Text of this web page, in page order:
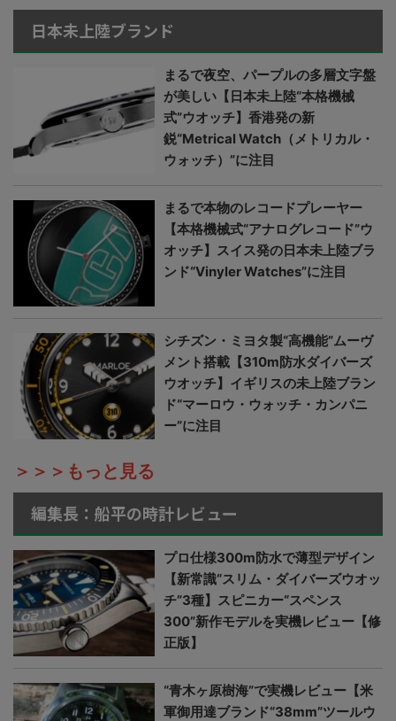
日本未上陸ブランド
まるで夜空、パープルの多層文字盤
が美しい【日本未上陸“本格機械
式”ウオッチ】香港発の新
鋭“Metrical Watch（メトリカル・
ウォッチ）”に注目
まるで本物のレコードプレーヤー
【本格機械式“アナログレコード”ウ
オッチ】スイス発の日本未上陸ブラ
ンド“Vinyler Watches”に注目
シチズン・ミヨタ製“高機能”ムーヴ
メント搭載【310m防水ダイバーズ
ウオッチ】イギリスの未上陸ブラン
ド“マーロウ・ウォッチ・カンパニ
ー”に注目
＞＞＞もっと見る
編集長：船平の時計レビュー
プロ仕様300m防水で薄型デザイン
【新常識“スリム・ダイバーズウオッ
チ”3種】スピニカー“スペンス
300”新作モデルを実機レビュー【修
正版】
“青木ヶ原樹海”で実機レビュー【米
軍御用達ブランド“38mm”ツールウ